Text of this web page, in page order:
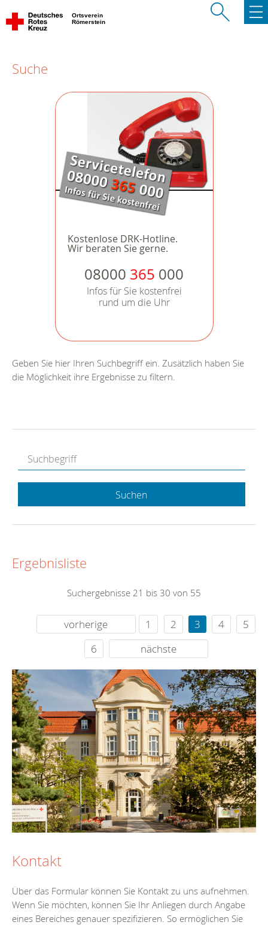
Ortsverein
Römerstein
Suche
Kostenlose DRK-Hotline.
Wir beraten Sie gerne.
08000 365 000
Infos für Sie kostenfrei
rund um die Uhr
Geben Sie hier Ihren Suchbegriff ein. Zusätzlich haben Sie
die Möglichkeit ihre Ergebnisse zu filtern.
Suchen
Ergebnisliste
Suchergebnisse 21 bis 30 von 55
vorherige 1 2 3 4
5
6
nächste
Kontakt
Über das Formular können Sie Kontakt zu uns aufnehmen.
Wenn Sie möchten, können Sie Ihr Anliegen durch Angabe
eines Bereiches genauer spezifizieren. So ermöglichen Sie